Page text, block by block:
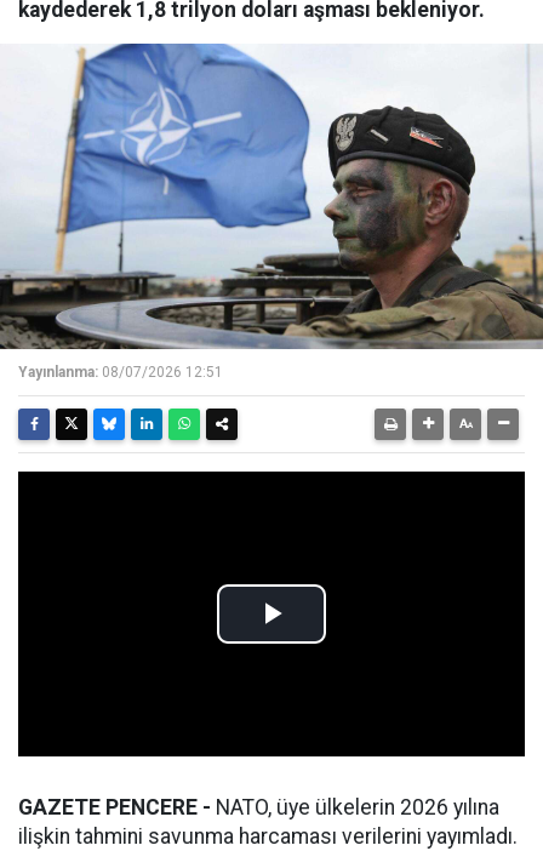
kaydederek 1,8 trilyon doları aşması bekleniyor.
Yayınlanma: 08/07/2026 12:51
GAZETE PENCERE - NATO, üye ülkelerin 2026 yılına
ilişkin tahmini savunma harcaması verilerini yayımladı.